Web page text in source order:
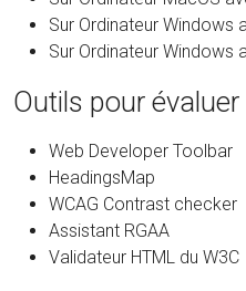
Sur Ordinateur Windows
Sur Ordinateur Windows
Outils pour évaluer
Web Developer Toolbar
HeadingsMap
WCAG Contrast checker
Assistant RGAA
Validateur HTML du W3C